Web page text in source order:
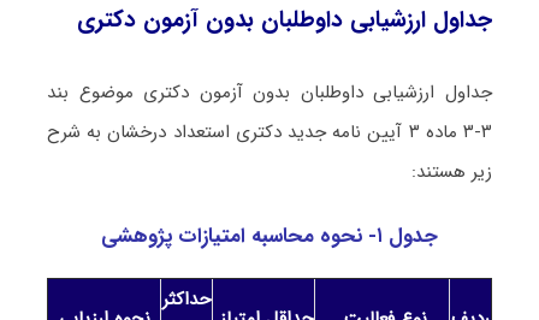
جداول ارزشیابی داوطلبان بدون آزمون دکتری
جداول ارزشیابی داوطلبان بدون آزمون دکتری موضوع بند
۳-۳ ماده ۳ آیین نامه جدید دکتری استعداد درخشان به شرح
زیر هستند:
جدول ۱- نحوه محاسبه امتیازات پژوهشی
حداکثر